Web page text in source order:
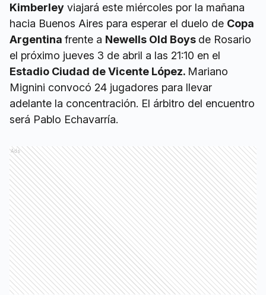
Kimberley viajará este miércoles por la mañana
hacia Buenos Aires para esperar el duelo de Copa
Argentina frente a Newells Old Boys de Rosario
el próximo jueves 3 de abril a las 21:10 en el
Estadio Ciudad de Vicente López. Mariano
Mignini convocó 24 jugadores para llevar
adelante la concentración. El árbitro del encuentro
será Pablo Echavarría.
Ads